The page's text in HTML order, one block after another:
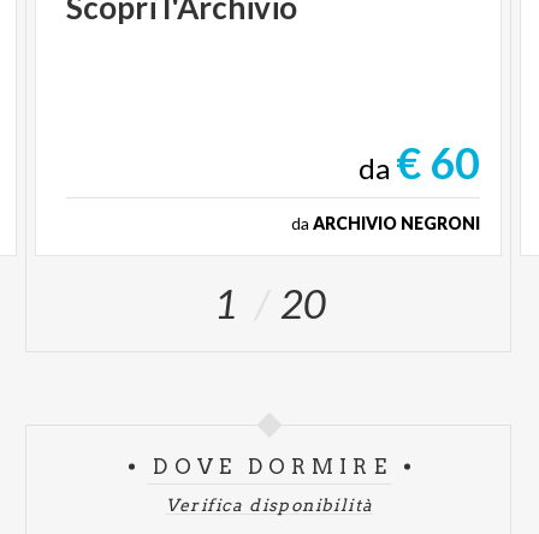
da € 60
da ARCHIVIO NEGRONI
1 20
DOVE DORMIRE
Verifica disponibilità